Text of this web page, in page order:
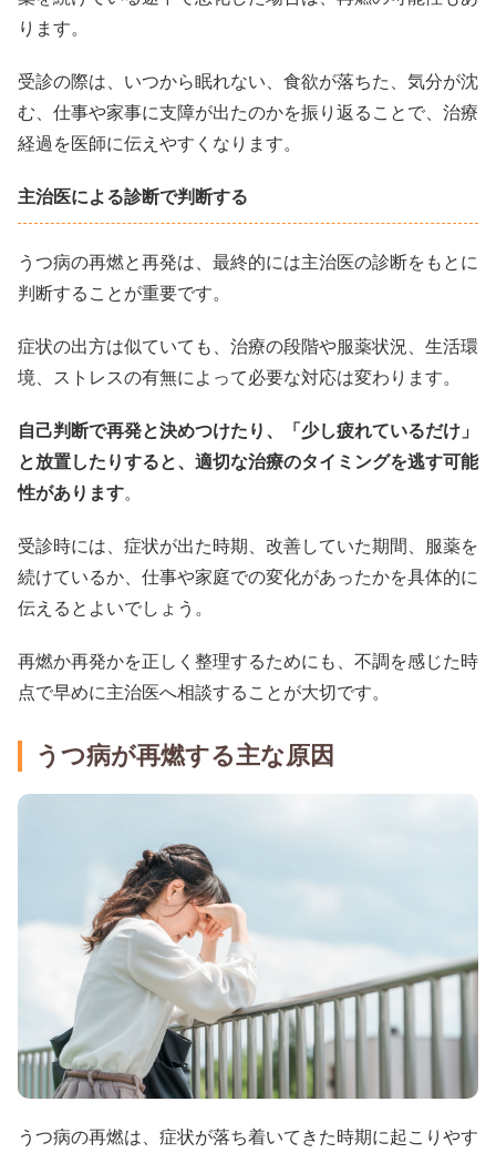
ります。
受診の際は、いつから眠れない、食欲が落ちた、気分が沈
む、仕事や家事に支障が出たのかを振り返ることで、治療
経過を医師に伝えやすくなります。
主治医による診断で判断する
うつ病の再燃と再発は、最終的には主治医の診断をもとに
判断することが重要です。
症状の出方は似ていても、治療の段階や服薬状況、生活環
境、ストレスの有無によって必要な対応は変わります。
自己判断で再発と決めつけたり、「少し疲れているだけ」
と放置したりすると、適切な治療のタイミングを逃す可能
性があります。
受診時には、症状が出た時期、改善していた期間、服薬を
続けているか、仕事や家庭での変化があったかを具体的に
伝えるとよいでしょう。
再燃か再発かを正しく整理するためにも、不調を感じた時
点で早めに主治医へ相談することが大切です。
うつ病が再燃する主な原因
うつ病の再燃は、症状が落ち着いてきた時期に起こりやす